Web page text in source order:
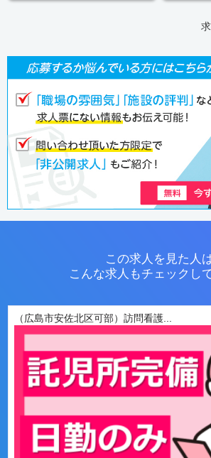
この求人を見た人
こんな求人もチェックし
（広島市安佐北区可部）訪問看護...